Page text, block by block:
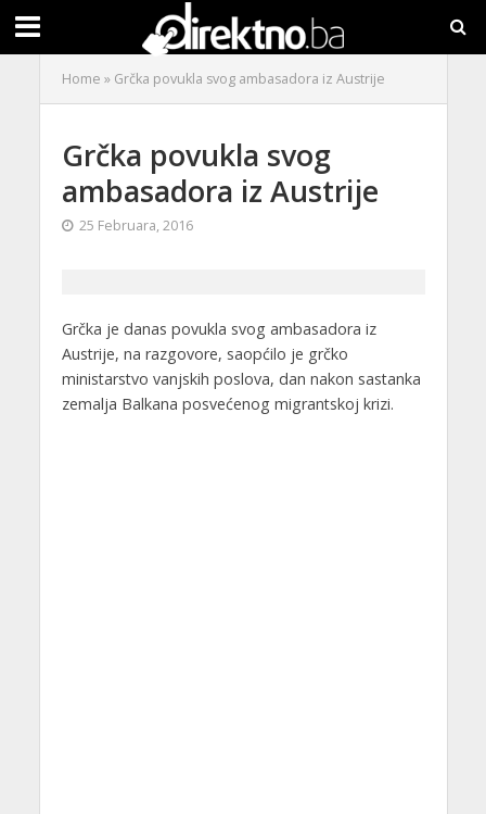
Home » Grčka povukla svog ambasadora iz Austrije
Grčka povukla svog
ambasadora iz Austrije
25 Februara, 2016
Grčka je danas povukla svog ambasadora iz
Austrije, na razgovore, saopćilo je grčko
ministarstvo vanjskih poslova, dan nakon sastanka
zemalja Balkana posvećenog migrantskoj krizi.